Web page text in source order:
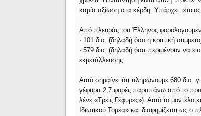
καμία αξίωση στα κέρδη. Υπάρχει
Από πλευράς του Έλληνος
· 101 δισ. (δηλαδή όσο η κρατική
· 579 δισ. (δηλαδή όσα περιμένουν να
εκμετάλλευσης.
Αυτό σημαίνει ότι πληρώνουμε 680 δισ.
γέφυρα 2,7 φορές παραπάνω από το
λένε «Τρεις Γέφυρες»). Αυτό το
Ιδιωτικού Τομέα» και διαφημίζεται ως